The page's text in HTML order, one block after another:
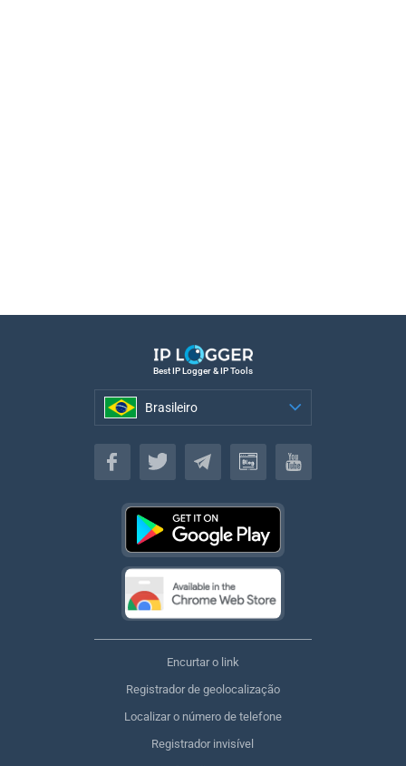
Best IP Logger & IP Tools
Brasileiro
Brasileiro
Encurtar o link
Registrador de geolocalização
Localizar o número de telefone
Registrador invisível